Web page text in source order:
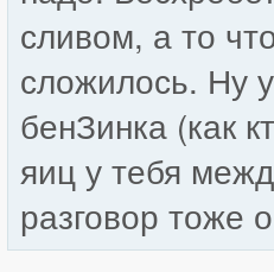
сливом, а то
сложилось. Ну
бенЗинка (как
яиц у тебя
разговор тоже